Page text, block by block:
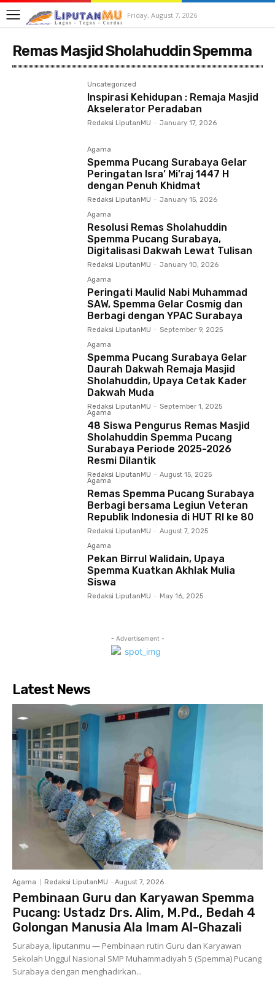
Friday, August 7, 2026
Remas Masjid Sholahuddin Spemma
Uncategorized
Inspirasi Kehidupan : Remaja Masjid
Akselerator Peradaban
Redaksi LiputanMU - January 17, 2026
Agama
Spemma Pucang Surabaya Gelar
Peringatan Isra’ Mi’raj 1447 H
dengan Penuh Khidmat
Redaksi LiputanMU - January 15, 2026
Agama
Resolusi Remas Sholahuddin
Spemma Pucang Surabaya,
Digitalisasi Dakwah Lewat Tulisan
Redaksi LiputanMU - January 10, 2026
Agama
Peringati Maulid Nabi Muhammad
SAW, Spemma Gelar Cosmig dan
Berbagi dengan YPAC Surabaya
Redaksi LiputanMU - September 9, 2025
Agama
Spemma Pucang Surabaya Gelar
Daurah Dakwah Remaja Masjid
Sholahuddin, Upaya Cetak Kader
Dakwah Muda
Redaksi LiputanMU - September 1, 2025
Agama
48 Siswa Pengurus Remas Masjid
Sholahuddin Spemma Pucang
Surabaya Periode 2025-2026
Resmi Dilantik
Redaksi LiputanMU - August 15, 2025
Agama
Remas Spemma Pucang Surabaya
Berbagi bersama Legiun Veteran
Republik Indonesia di HUT RI ke 80
Redaksi LiputanMU - August 7, 2025
Agama
Pekan Birrul Walidain, Upaya
Spemma Kuatkan Akhlak Mulia
Siswa
Redaksi LiputanMU - May 16, 2025
- Advertisement -
Latest News
Agama Redaksi LiputanMU - August 7, 2026
Pembinaan Guru dan Karyawan Spemma
Pucang: Ustadz Drs. Alim, M.Pd., Bedah 4
Golongan Manusia Ala Imam Al-Ghazali
Surabaya, liputanmu — Pembinaan rutin Guru dan Karyawan
Sekolah Unggul Nasional SMP Muhammadiyah 5 (Spemma) Pucang
Surabaya dengan menghadirkan...